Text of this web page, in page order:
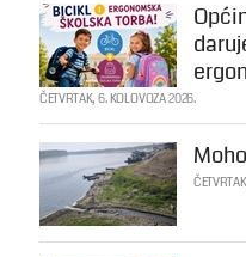
ČETVRTAK, 6. KOLOVOZA 2026.